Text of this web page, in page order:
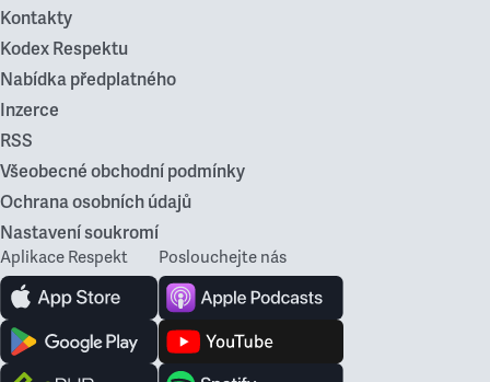
Kontakty
Kodex Respektu
Nabídka předplatného
Inzerce
RSS
Všeobecné obchodní podmínky
Ochrana osobních údajů
Nastavení soukromí
Aplikace Respekt Poslouchejte nás